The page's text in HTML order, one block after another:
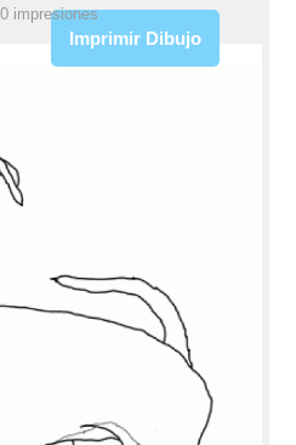
0 impresiones
Imprimir Dibujo